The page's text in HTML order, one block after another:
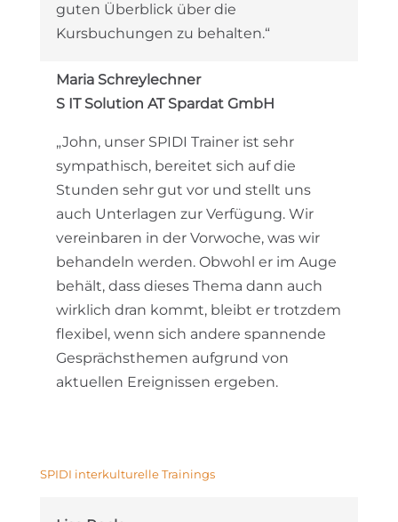
guten Überblick über die
Kursbuchungen zu behalten.“
Maria Schreylechner
S IT Solution AT Spardat GmbH
„John, unser SPIDI Trainer ist sehr
sympathisch, bereitet sich auf die
Stunden sehr gut vor und stellt uns
auch Unterlagen zur Verfügung. Wir
vereinbaren in der Vorwoche, was wir
behandeln werden. Obwohl er im Auge
behält, dass dieses Thema dann auch
wirklich dran kommt, bleibt er trotzdem
flexibel, wenn sich andere spannende
Gesprächsthemen aufgrund von
aktuellen Ereignissen ergeben.
SPIDI interkulturelle Trainings